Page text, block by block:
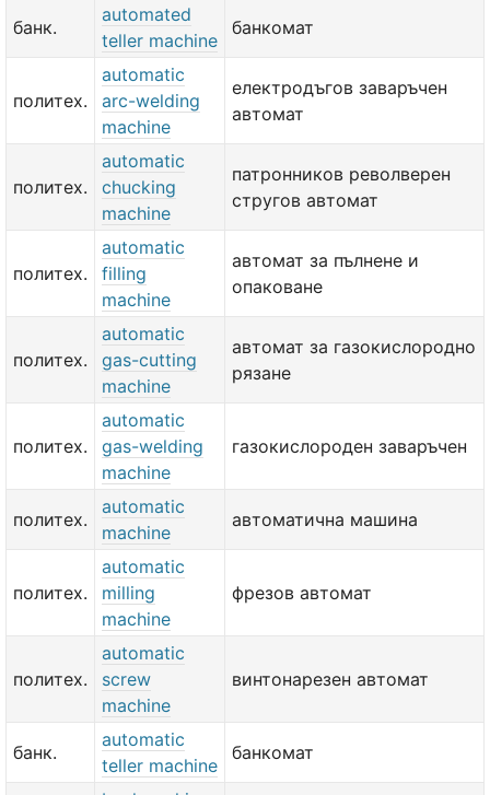
банк.
automated
teller machine
банкомат
политех.
automatic
arc-welding
machine
електродъгов заваръчен
автомат
политех.
automatic
chucking
machine
патронников револверен
стругов автомат
политех.
automatic
filling
machine
автомат за пълнене и
опаковане
политех.
automatic
gas-cutting
machine
автомат за газокислородно
рязане
политех.
automatic
gas-welding
machine
газокислороден заваръчен
политех.
automatic
machine
автоматична машина
политех.
automatic
milling
machine
фрезов автомат
политех.
automatic
screw
machine
винтонарезен автомат
банк.
automatic
teller machine
банкомат